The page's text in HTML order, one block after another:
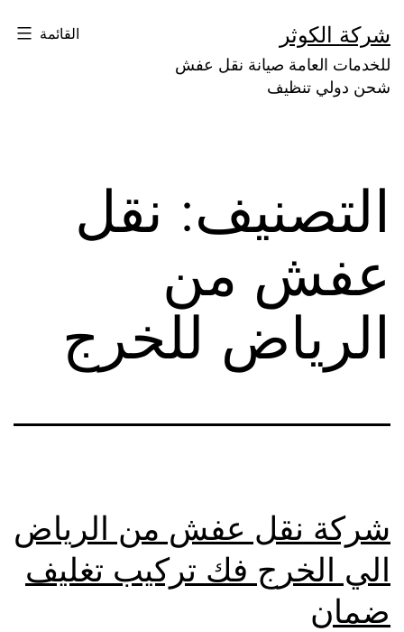
إلى
المحتوى
شركة الكوثر
للخدمات العامة صيانة نقل عفش
شحن دولي تنظيف
القائمة
التصنيف: نقل
عفش من
الرياض للخرج
شركة نقل عفش من الرياض
الي الخرج فك تركيب تغليف
ضمان